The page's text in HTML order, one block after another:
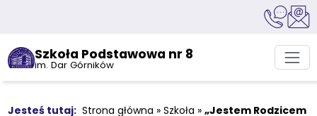
Szkoła Podstawowa nr 8
im. Dar Górników
Strona główna » Szkoła » „Jestem Rodzicem